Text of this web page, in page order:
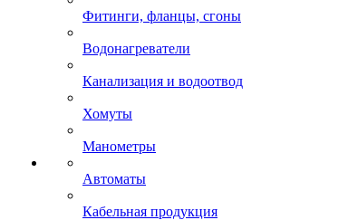
Фитинги, фланцы, сгоны
Водонагреватели
Канализация и водоотвод
Хомуты
Манометры
Автоматы
Кабельная продукция